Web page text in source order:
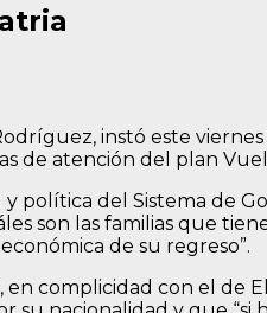
instó este
de atención del plan
política del Sistema de
son las familias que
de su regreso”.
complicidad con el de